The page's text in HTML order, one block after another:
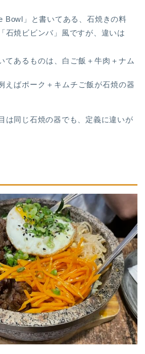
Bowl」と書いてある、石焼きの料
石焼ビビンバ」風ですが、違いは
てあるものは、白ご飯＋牛肉＋ナム
えばポーク＋キムチご飯が石焼の器
は同じ石焼の器でも、定義に違いが